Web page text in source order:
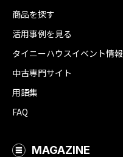
商品を探す
活用事例を見る
タイニーハウスイベント情報
中古専門サイト
用語集
FAQ
MAGAZINE